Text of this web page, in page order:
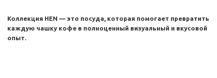
Коллекция HEN — это посуда, которая помогает превратить
каждую чашку кофе в полноценный визуальный и вкусовой
опыт.